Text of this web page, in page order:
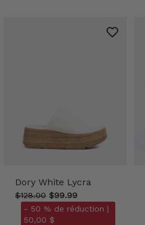
Dory White Lycra
$128.00 $99.99
- 50 % de réduction |
50,00 $